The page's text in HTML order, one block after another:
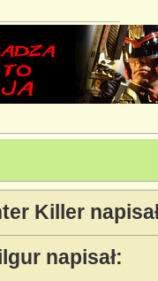
Killer
napisał: